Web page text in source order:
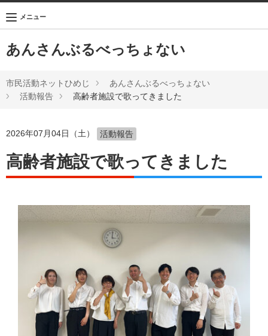
あんさんぶるべっちょない
メニュー
市民活動ネットひめじ
あんさんぶるべっちょない
活動報告
高齢者施設で歌ってきました
2026年07月04日（土） 活動報告
高齢者施設で歌ってきました